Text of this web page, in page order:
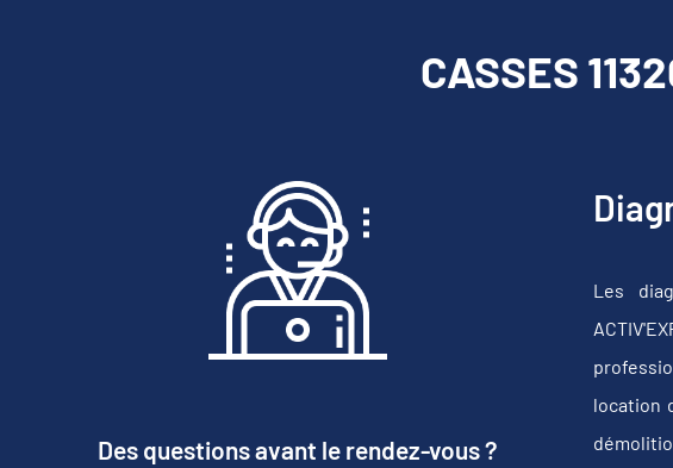
CASSES
Des questions avant le rendez-vous ?
Les
location